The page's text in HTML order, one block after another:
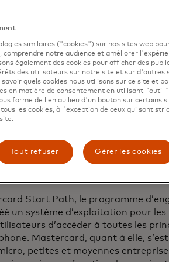
gagnés en espèces. Acheter les
pas être admissible au
n’avez pas de cote de crédit.
d’entreprises
les marchés émergents, où le
à Internet et celles qui ne le
numérique d’aujourd’hui
sans parler de la stabilité
dans un nouvel onglet
, une plateforme technologique
vise à combler ce fossé et
Start Path, le programme
un système d’exploitation pour les
d’accéder à toutes les
Mastercard, quant à elle,
petites et moyennes
similaires ("cookies") sur nos sites web
notre audience et améliorer
également des cookies pour afficher des
des utilisateurs sur notre site et sur d'autres
quels cookies nous utilisons sur ce site et
en matière de consentement en utilisant l'outil
forme de lien au lieu d'un bouton sur certains
les cookies, à l'exception de ceux qui sont
Tout refuser Gérer les cookies